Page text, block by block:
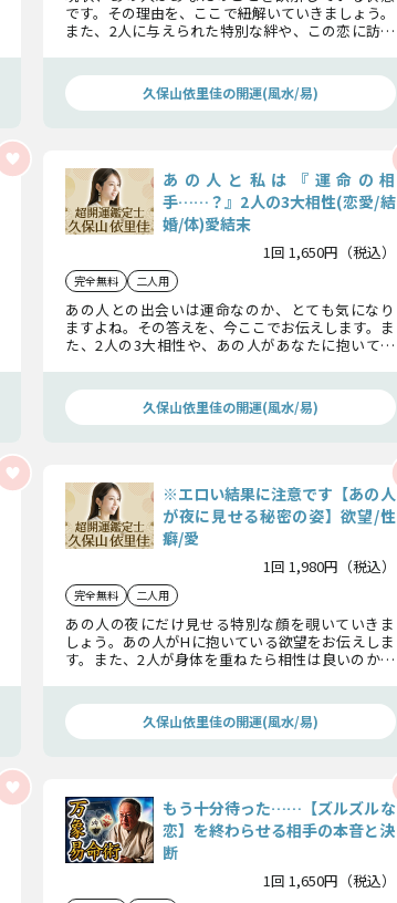
です。その理由を、ここで紐解いていきましょう。
また、2人に与えられた特別な絆や、この恋に訪れ
久保山依里佳の開運(風水/易)
あの人と私は『運命の相
手……？』2人の3大相性(恋愛/結
婚/体)愛結末
1回 1,650円（税込）
完全無料 二人用
あの人との出会いは運命なのか、とても気になり
ますよね。その答えを、今ここでお伝えします。ま
た、2人の3大相性や、あの人があなたに抱いてい
久保山依里佳の開運(風水/易)
※エロい結果に注意です【あの人
が夜に見せる秘密の姿】欲望/性
癖/愛
1回 1,980円（税込）
完全無料 二人用
あの人の夜にだけ見せる特別な顔を覗いていきま
しょう。あの人がHに抱いている欲望をお伝えしま
す。また、2人が身体を重ねたら相性は良いのかど
久保山依里佳の開運(風水/易)
もう十分待った……【ズルズルな
恋】を終わらせる相手の本音と決
断
1回 1,650円（税込）